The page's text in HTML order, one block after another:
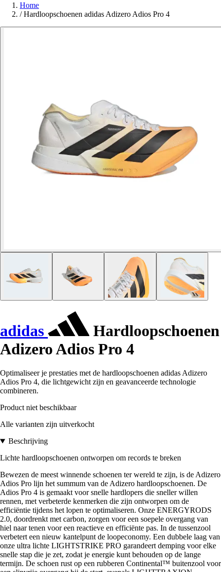
Home
/ Hardloopschoenen adidas Adizero Adios Pro 4
adidas
Hardloopschoenen
Adizero Adios Pro 4
Optimaliseer je prestaties met de hardloopschoenen adidas Adizero
Adios Pro 4, die lichtgewicht zijn en geavanceerde technologie
combineren.
Product niet beschikbaar
Alle varianten zijn uitverkocht
Beschrijving
Lichte hardloopschoenen ontworpen om records te breken
Bewezen de meest winnende schoenen ter wereld te zijn, is de Adizero
Adios Pro lijn het summum van de Adizero hardloopschoenen. De
Adios Pro 4 is gemaakt voor snelle hardlopers die sneller willen
rennen, met verbeterde kenmerken die zijn ontworpen om de
efficiëntie tijdens het lopen te optimaliseren. Onze ENERGYRODS
2.0, doordrenkt met carbon, zorgen voor een soepele overgang van
hiel naar tenen voor een reactieve en efficiënte pas. In de tussenzool
verbetert een nieuw kantelpunt de loopeconomy. Een dubbele laag van
onze ultra lichte LIGHTSTRIKE PRO garandeert demping voor elke
snelle stap die je zet, zodat je energie kunt behouden op de lange
termijn. De schoen rust op een rubberen Continental™ buitenzool voor